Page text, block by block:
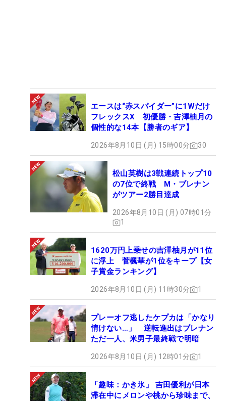
エースは“赤スパイダー”に1Wだけ
フレックスX 初優勝・吉澤柚月の
個性的な14本【勝者のギア】
2026年8月10日 (月) 15時00分 30
松山英樹は3戦連続トップ10
の7位で終戦 M・ブレナン
がツアー2勝目達成
2026年8月10日 (月) 07時01分
1
1620万円上乗せの吉澤柚月が11位
に浮上 菅楓華が1位をキープ【女
子賞金ランキング】
2026年8月10日 (月) 11時30分 1
プレーオフ逃したケプカは「かなり
情けない…」 逆転進出はブレナン
ただ一人、米男子最終戦で明暗
2026年8月10日 (月) 12時01分 1
「趣味：かき氷」 吉田優利が日本
滞在中にメロンや桃から珍味まで、